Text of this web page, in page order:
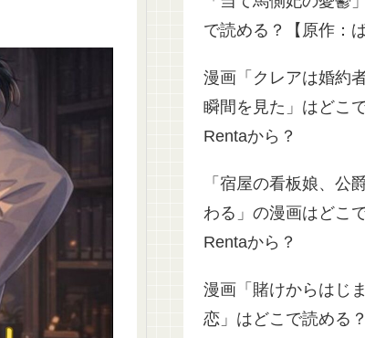
で読める？【原作：
漫画「クレアは婚約
瞬間を見た」はどこ
Rentaから？
「宿屋の看板娘、公
わる」の漫画はどこ
Rentaから？
漫画「賭けからはじ
恋」はどこで読める